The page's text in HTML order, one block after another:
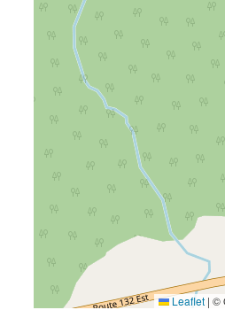
Leaflet | ©